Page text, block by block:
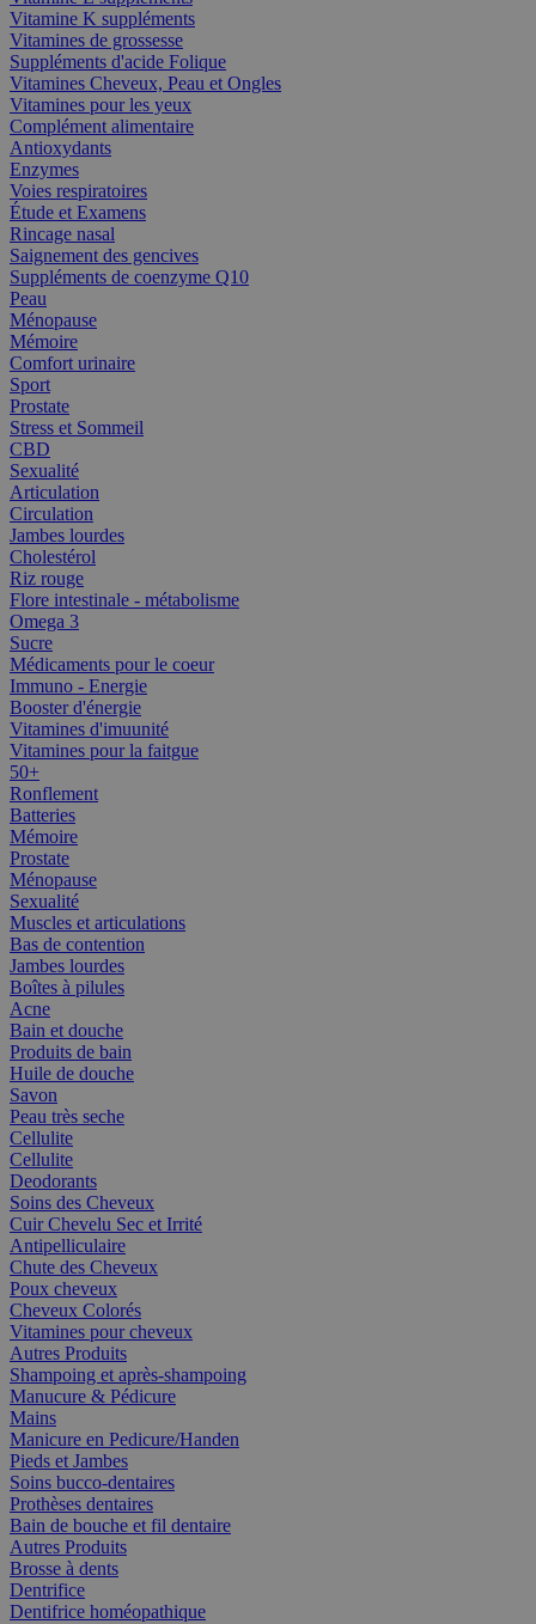
Vitamine K suppléments
Vitamines de grossesse
Suppléments d'acide Folique
Vitamines Cheveux, Peau et Ongles
Vitamines pour les yeux
Complément alimentaire
Antioxydants
Enzymes
Voies respiratoires
Étude et Examens
Rincage nasal
Saignement des gencives
Suppléments de coenzyme Q10
Peau
Ménopause
Mémoire
Comfort urinaire
Sport
Prostate
Stress et Sommeil
CBD
Sexualité
Articulation
Circulation
Jambes lourdes
Cholestérol
Riz rouge
Flore intestinale - métabolisme
Omega 3
Sucre
Médicaments pour le coeur
Immuno - Energie
Booster d'énergie
Vitamines d'imuunité
Vitamines pour la faitgue
50+
Ronflement
Batteries
Mémoire
Prostate
Ménopause
Sexualité
Muscles et articulations
Bas de contention
Jambes lourdes
Boîtes à pilules
Acne
Bain et douche
Produits de bain
Huile de douche
Savon
Peau très seche
Cellulite
Cellulite
Deodorants
Soins des Cheveux
Cuir Chevelu Sec et Irrité
Antipelliculaire
Chute des Cheveux
Poux cheveux
Cheveux Colorés
Vitamines pour cheveux
Autres Produits
Shampoing et après-shampoing
Manucure & Pédicure
Mains
Manicure en Pedicure/Handen
Pieds et Jambes
Soins bucco-dentaires
Prothèses dentaires
Bain de bouche et fil dentaire
Autres Produits
Brosse à dents
Dentrifice
Dentifrice homéopathique